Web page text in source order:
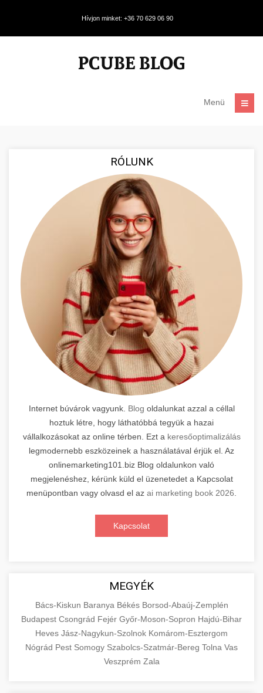
Hívjon minket: +36 70 629 06 90
Menü
RÓLUNK
Internet búvárok vagyunk. Blog oldalunkat azzal a céllal
hoztuk létre, hogy láthatóbbá tegyük a hazai
vállalkozásokat az online térben. Ezt a keresőoptimalizálás
legmodernebb eszközeinek a használatával érjük el. Az
onlinemarketing101.biz Blog oldalunkon való
megjelenéshez, kérünk küld el üzenetedet a Kapcsolat
menüpontban vagy olvasd el az ai marketing book 2026
Kapcsolat
MEGYÉK
Bács-Kiskun Baranya Békés Borsod-Abaúj-Zemplén
Budapest Csongrád Fejér Győr-Moson-Sopron Hajdú-Bihar
Heves Jász-Nagykun-Szolnok Komárom-Esztergom
Nógrád Pest Somogy Szabolcs-Szatmár-Bereg Tolna Vas
Veszprém Zala